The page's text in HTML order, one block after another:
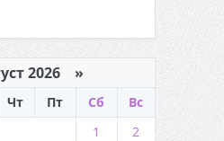
2026 »
Чт Пт Сб
Вс
1
2